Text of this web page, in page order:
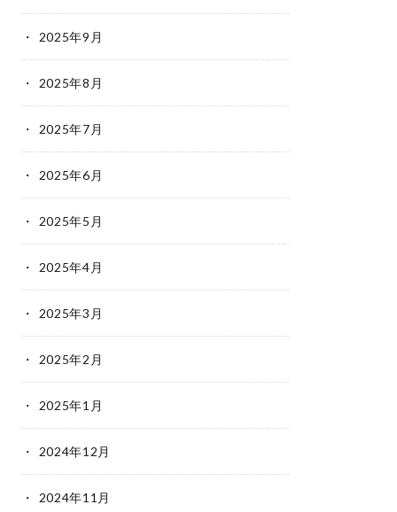
2025年9月
2025年8月
2025年7月
2025年6月
2025年5月
2025年4月
2025年3月
2025年2月
2025年1月
2024年12月
2024年11月